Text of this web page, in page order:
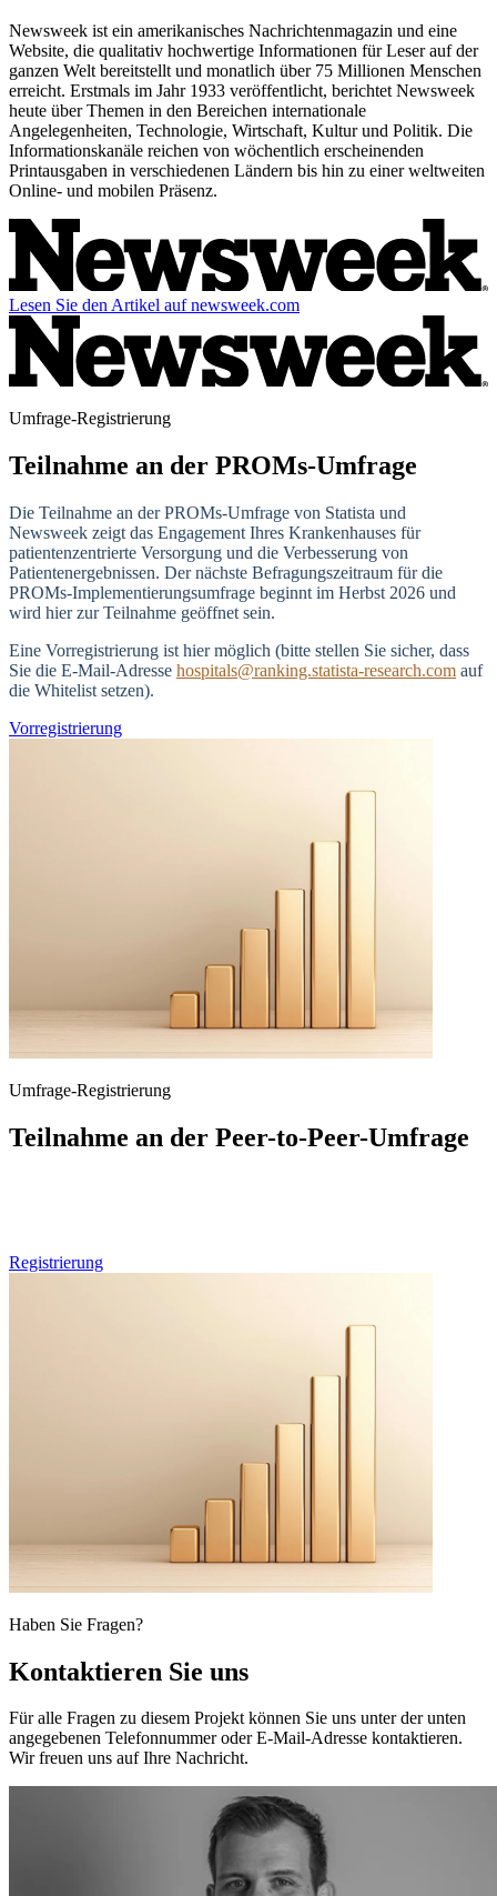
Newsweek ist ein amerikanisches Nachrichtenmagazin und eine
Website, die qualitativ hochwertige Informationen für Leser auf der
ganzen Welt bereitstellt und monatlich über 75 Millionen Menschen
erreicht. Erstmals im Jahr 1933 veröffentlicht, berichtet Newsweek
heute über Themen in den Bereichen internationale
Angelegenheiten, Technologie, Wirtschaft, Kultur und Politik. Die
Informationskanäle reichen von wöchentlich erscheinenden
Printausgaben in verschiedenen Ländern bis hin zu einer weltweiten
Online- und mobilen Präsenz.
Lesen Sie den Artikel auf newsweek.com
Umfrage-Registrierung
Teilnahme an der PROMs-Umfrage
Die Teilnahme an der PROMs-Umfrage von Statista und
Newsweek zeigt das Engagement Ihres Krankenhauses für
patientenzentrierte Versorgung und die Verbesserung von
Patientenergebnissen. Der nächste Befragungszeitraum für die
PROMs-Implementierungsumfrage beginnt im Herbst 2026 und
wird hier zur Teilnahme geöffnet sein.
Eine Vorregistrierung ist hier möglich (bitte stellen Sie sicher, dass
Sie die E-Mail-Adresse hospitals@ranking.statista-research.com auf
die Whitelist setzen).
Vorregistrierung
Umfrage-Registrierung
Teilnahme an der Peer-to-Peer-Umfrage
Registrierung
Haben Sie Fragen?
Kontaktieren Sie uns
Für alle Fragen zu diesem Projekt können Sie uns unter der unten
angegebenen Telefonnummer oder E-Mail-Adresse kontaktieren.
Wir freuen uns auf Ihre Nachricht.